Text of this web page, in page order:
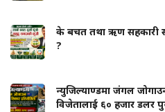
के बचत तथा ऋण सहकारी
?
न्युजिल्याण्डमा जंगल जोगाउन
विजेतालाई ६० हजार डलर